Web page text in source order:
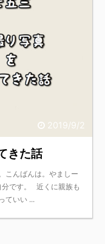
2019/9/2
きた話
こんばんは。やましー
です。 近くに親族も
ていい ...